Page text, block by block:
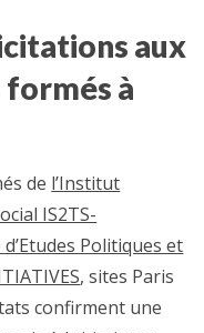
aux
à
de l’Institut
IS2TS-
Politiques et
, sites Paris
confirment une